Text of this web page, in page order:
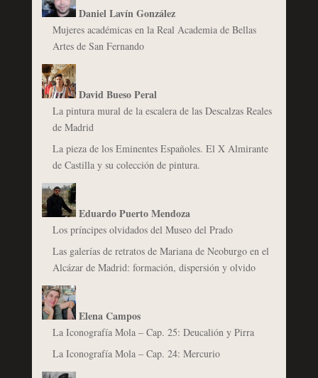
Daniel Lavín González
Mujeres académicas en la Real Academia de Bellas
Artes de San Fernando
David Bueso Peral
La pintura mural de la escalera de las Descalzas Reales
de Madrid
La pieza de los Eminentes Españoles. El X Almirante
de Castilla y su colección de pintura.
Eduardo Puerto Mendoza
Los príncipes olvidados del Museo del Prado
Las galerías de retratos de Mariana de Neoburgo en el
Alcázar de Madrid: formación, dispersión y olvido
Elena Campos
La Iconografía Mola – Cap. 25: Deucalión y Pirra
La Iconografía Mola – Cap. 24: Mercurio